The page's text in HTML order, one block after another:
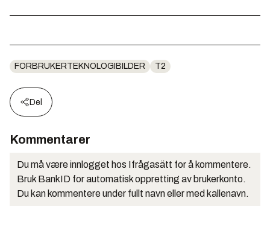
FORBRUKERTEKNOLOGIBILDER T2
Del
Kommentarer
Du må være innlogget hos Ifrågasätt for å kommentere.
Bruk BankID for automatisk oppretting av brukerkonto.
Du kan kommentere under fullt navn eller med kallenavn.